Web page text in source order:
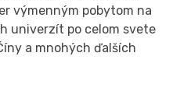
výmenným pobytom na
univerzít po celom svete
a mnohých ďalších